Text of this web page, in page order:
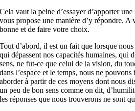
Cela vaut la peine d’essayer d’apporter
vous propose une manière d’y répondre. A
bonne et de faire votre choix.
Tout d’abord, il est un fait que lorsque
qui dépassent nos capacités humaines, qui
sens, ne fut-ce que celui de la vision, du
dans l’espace et le temps, nous ne
aborder à partir de ces moyens dont nous
un peu de bon sens comme on dit,
les réponses que nous trouverons ne sont